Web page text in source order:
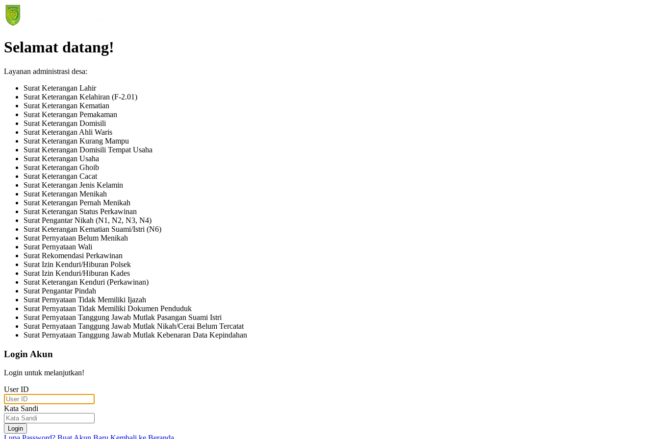
Selamat datang!
Layanan administrasi desa:
Surat Keterangan Lahir
Surat Keterangan Kelahiran (F-2.01)
Surat Keterangan Kematian
Surat Keterangan Pemakaman
Surat Keterangan Domisili
Surat Keterangan Ahli Waris
Surat Keterangan Kurang Mampu
Surat Keterangan Domisili Tempat Usaha
Surat Keterangan Usaha
Surat Keterangan Ghoib
Surat Keterangan Cacat
Surat Keterangan Jenis Kelamin
Surat Keterangan Menikah
Surat Keterangan Pernah Menikah
Surat Keterangan Status Perkawinan
Surat Pengantar Nikah (N1, N2, N3, N4)
Surat Keterangan Kematian Suami/Istri (N6)
Surat Pernyataan Belum Menikah
Surat Pernyataan Wali
Surat Rekomendasi Perkawinan
Surat Izin Kenduri/Hiburan Polsek
Surat Izin Kenduri/Hiburan Kades
Surat Keterangan Kenduri (Perkawinan)
Surat Pengantar Pindah
Surat Pernyataan Tidak Memiliki Ijazah
Surat Pernyataan Tidak Memiliki Dokumen Penduduk
Surat Pernyataan Tanggung Jawab Mutlak Pasangan Suami Istri
Surat Pernyataan Tanggung Jawab Mutlak Nikah/Cerai Belum Tercatat
Surat Pernyataan Tanggung Jawab Mutlak Kebenaran Data Kepindahan
Login Akun
Login untuk melanjutkan!
User ID
Kata Sandi
Login